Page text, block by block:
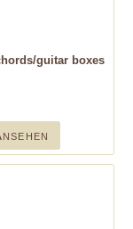
guitar boxes